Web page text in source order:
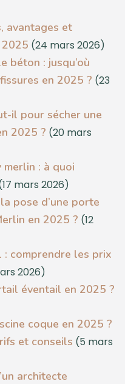
avantages et
(24 mars 2026)
béton : jusqu’où
en 2025 ? (23
il pour sécher une
2025 ? (20 mars
: à quoi
mars 2026)
pose d’une porte
en 2025 ? (12
comprendre les prix
2026)
éventail en 2025 ?
coque en 2025 ?
et conseils (5 mars
architecte